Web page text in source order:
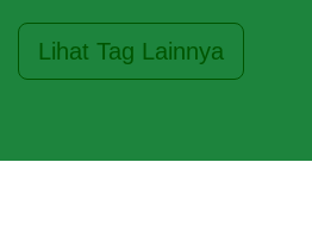
Lihat Tag Lainnya